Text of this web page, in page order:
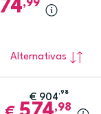
74,99
Alternativas
€ 904 ,98
,98